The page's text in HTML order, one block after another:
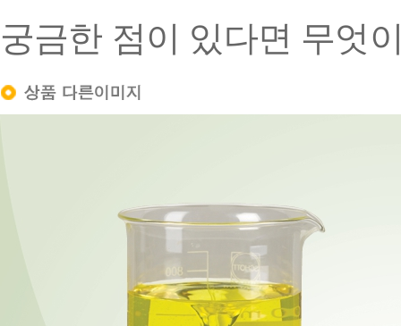
궁금한 점이 있다면 무엇